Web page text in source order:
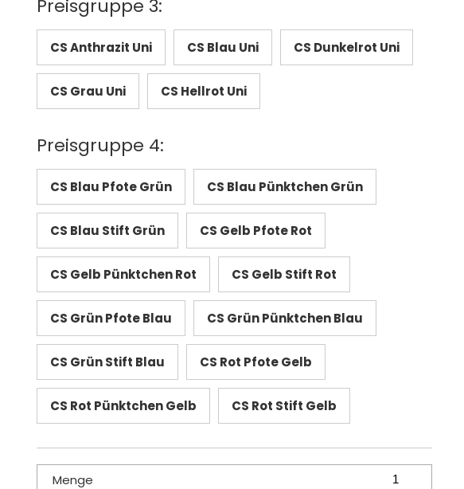
Preisgruppe 3:
CS Anthrazit Uni CS Blau Uni CS Dunkelrot Uni
CS Grau Uni CS Hellrot Uni
Preisgruppe 4:
CS Blau Pfote Grün CS Blau Pünktchen Grün
CS Blau Stift Grün CS Gelb Pfote Rot
CS Gelb Pünktchen Rot CS Gelb Stift Rot
CS Grün Pfote Blau CS Grün Pünktchen Blau
CS Grün Stift Blau CS Rot Pfote Gelb
CS Rot Pünktchen Gelb CS Rot Stift Gelb
Menge